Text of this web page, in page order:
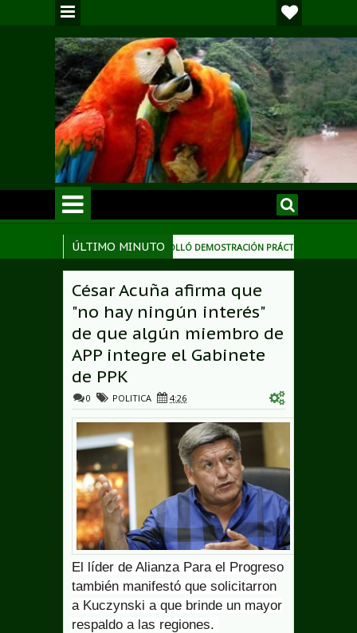
ÚLTIMO MINUTO
DE PADRE ABAD DESARROLLÓ DEMOSTRACIÓN PRÁCTICA DE PODAS DE
con entidades y dirigentes
7:35 PM MEF transfiere a Municipalidad
César Acuña afirma que
"no hay ningún interés"
de que algún miembro de
APP integre el Gabinete
de PPK
0 POLITICA 4:26
El líder de Alianza Para el Progreso
también manifestó que solicitarron
a Kuczynski a que brinde un mayor
respaldo a las regiones.